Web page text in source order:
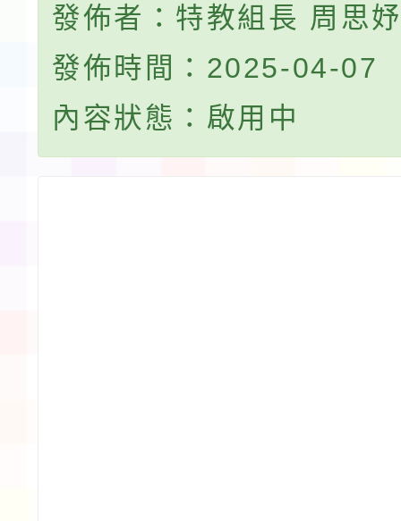
發佈者：特教組長 周思
發佈時間：2025-04-07
內容狀態：啟用中